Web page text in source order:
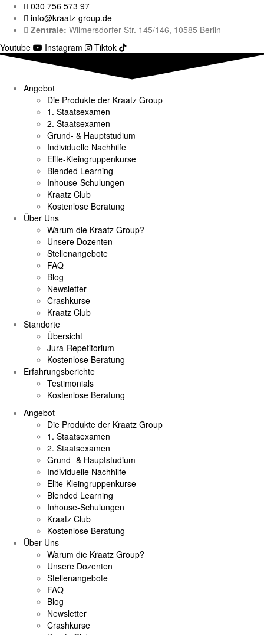
030 756 573 97
info@kraatz-group.de
Zentrale: Wilmersdorfer Str. 145/146, 10585 Berlin
Youtube
Instagram Tiktok
Angebot
Die Produkte der Kraatz Group
1. Staatsexamen
2. Staatsexamen
Grund- & Hauptstudium
Individuelle Nachhilfe
Elite-Kleingruppenkurse
Blended Learning
Inhouse-Schulungen
Kraatz Club
Kostenlose Beratung
Über Uns
Warum die Kraatz Group?
Unsere Dozenten
Stellenangebote
FAQ
Blog
Newsletter
Crashkurse
Kraatz Club
Standorte
Übersicht
Jura-Repetitorium
Kostenlose Beratung
Erfahrungsberichte
Testimonials
Kostenlose Beratung
Angebot
Die Produkte der Kraatz Group
1. Staatsexamen
2. Staatsexamen
Grund- & Hauptstudium
Individuelle Nachhilfe
Elite-Kleingruppenkurse
Blended Learning
Inhouse-Schulungen
Kraatz Club
Kostenlose Beratung
Über Uns
Warum die Kraatz Group?
Unsere Dozenten
Stellenangebote
FAQ
Blog
Newsletter
Crashkurse